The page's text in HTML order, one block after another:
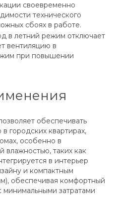
своевременно
технического
сбоях в работе.
в летний режим отключает
вентиляцию в
при повышении
обеспечивать
городских квартирах,
особенно в
таких как
в интерьер
и компактным
обеспечивая комфортный
затратами